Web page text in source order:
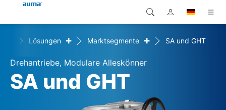
Produkte
Lösungen
Global
Europa
Asien und Pazifik
Suche
Lösungen + Marktsegmente + SA und GHT
Drehantriebe, Modulare Alleskönner
SA und GHT